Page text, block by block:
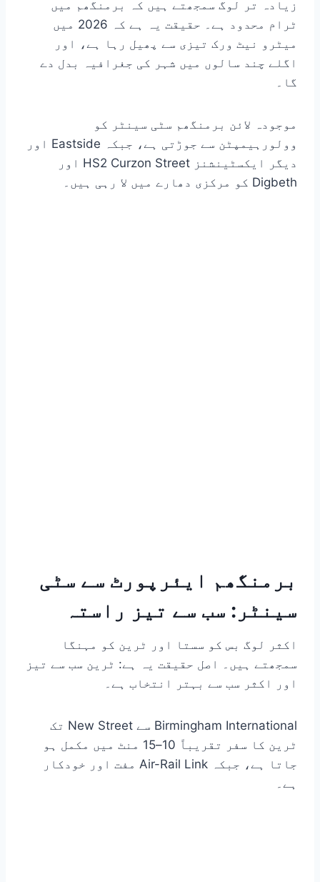
زیادہ تر لوگ سمجھتے ہیں کہ برمنگھم میں
ٹرام محدود ہے۔ حقیقت یہ ہے کہ 2026 میں
میٹرو نیٹ ورک تیزی سے پھیل رہا ہے، اور
اگلے چند سالوں میں شہر کی جغرافیہ بدل دے
گا۔
موجودہ لائن برمنگھم سٹی سینٹر کو
وولورہیمپٹن سے جوڑتی ہے، جبکہ Eastside اور
دیگر ایکسٹینشنز HS2 Curzon Street اور
Digbeth کو مرکزی دھارے میں لا رہی ہیں۔
برمنگھم ایئرپورٹ سے سٹی
سینٹر: سب سے تیز راستہ
اکثر لوگ بس کو سستا اور ٹرین کو مہنگا
سمجھتے ہیں۔ اصل حقیقت یہ ہے: ٹرین سب سے تیز
اور اکثر سب سے بہتر انتخاب ہے۔
Birmingham International سے New Street تک
ٹرین کا سفر تقریباً 10–15 منٹ میں مکمل ہو
جاتا ہے، جبکہ Air-Rail Link مفت اور خودکار
ہے۔